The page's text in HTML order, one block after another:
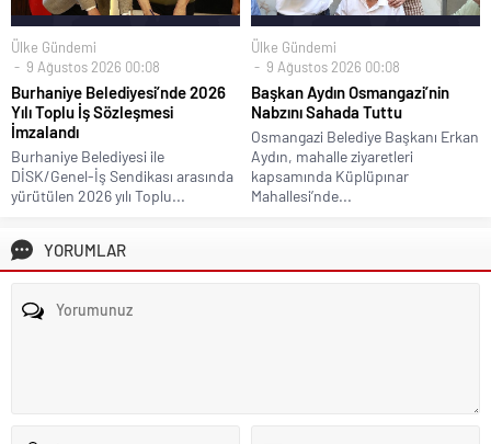
Ülke Gündemi
9 Ağustos 2026 00:08
Burhaniye Belediyesi’nde 2026
Yılı Toplu İş Sözleşmesi
İmzalandı
Burhaniye Belediyesi ile
DİSK/Genel-İş Sendikası arasında
yürütülen 2026 yılı Toplu...
Ülke Gündemi
9 Ağustos 2026 00:08
Başkan Aydın Osmangazi’nin
Nabzını Sahada Tuttu
Osmangazi Belediye Başkanı Erkan
Aydın, mahalle ziyaretleri
kapsamında Küplüpınar
Mahallesi’nde...
YORUMLAR